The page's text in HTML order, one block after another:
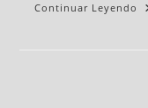
Continuar Leyendo